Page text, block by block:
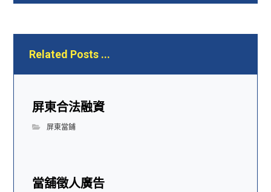
Related Posts ...
屏東合法融資
屏東當鋪
當舖徵人廣告